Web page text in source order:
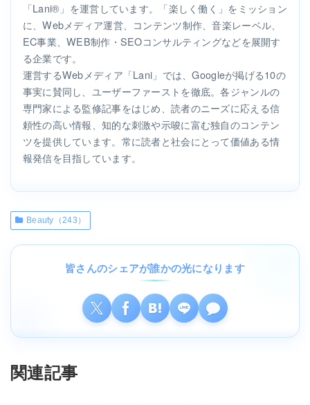
「Lani®」を運営しています。「楽しく働く」をミッション
に、Webメディア運営、コンテンツ制作、音楽レーベル、
EC事業、WEB制作・SEOコンサルティングなどを展開す
る企業です。
運営するWebメディア「Lani」では、Googleが掲げる10の
事実に賛同し、ユーザーファーストを徹底。各ジャンルの
専門家による監修記事をはじめ、読者のニーズに応える信
頼性の高い情報、知的な刺激や示唆に富む独自のコンテン
ツを提供しています。常に読者と社会にとって価値ある情
報発信を目指しています。
Beauty（243）
皆さんのシェアが誰かの光になります
関連記事